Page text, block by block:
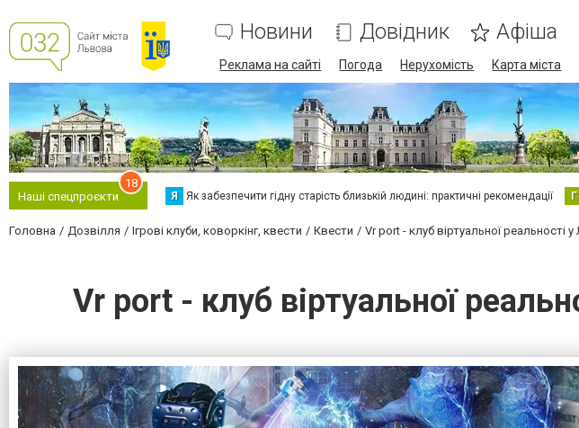
Новини Довідник Афіша
Реклама на сайті Погода Нерухомість Карта міста
Наші спецпроєкти
18
Я Як забезпечити гідну старість близькій людині: практичні рекомендації Г
Головна Дозвілля Ігрові клуби, коворкінг, квести Квести Vr port - клуб віртуальної реальності у
Vr port - клуб віртуальної